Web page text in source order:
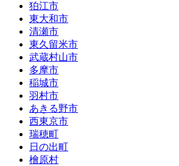
狛江市
東大和市
清瀬市
東久留米市
武蔵村山市
多摩市
稲城市
羽村市
あきる野市
西東京市
瑞穂町
日の出町
檜原村